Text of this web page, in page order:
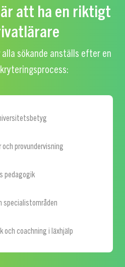
att ha en riktigt
sökande anställs efter en
provundervisning
pedagogik
specialistområden
och coachning i läxhjälp